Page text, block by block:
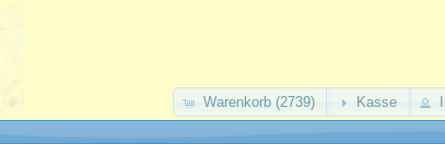
Warenkorb (2739) Kasse